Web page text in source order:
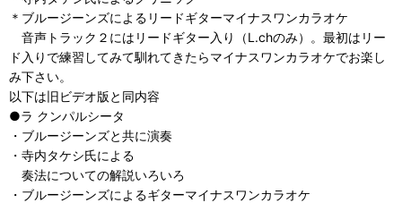
＊ブルージーンズによるリードギターマイナスワンカラオケ
音声トラック２にはリードギター入り（L.chのみ）。最初はリー
ド入りで練習してみて馴れてきたらマイナスワンカラオケでお楽し
み下さい。
以下は旧ビデオ版と同内容
●ラ クンパルシータ
・ブルージーンズと共に演奏
・寺内タケシ氏による
奏法についての解説いろいろ
・ブルージーンズによるギターマイナスワンカラオケ